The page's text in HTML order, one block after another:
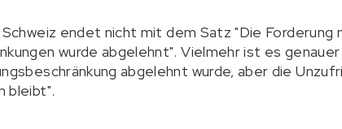
endet nicht mit dem Satz "Die Forderung
wurde abgelehnt". Vielmehr ist es
abgelehnt wurde, aber die
bleibt".